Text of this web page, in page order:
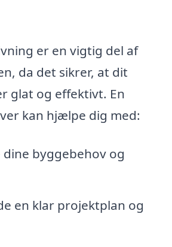
er en vigtig del af
da det sikrer, at dit
glat og effektivt. En
kan hjælpe dig med:
byggebehov og
en klar projektplan og